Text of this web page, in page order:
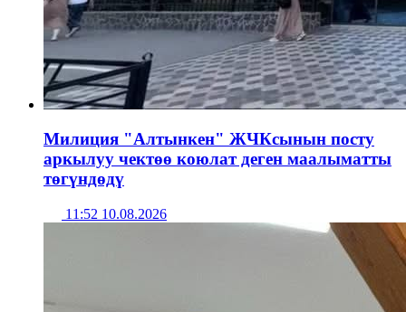
Милиция "Алтынкен" ЖЧКсынын посту
аркылуу чектөө коюлат деген маалыматты
төгүндөдү
11:52 10.08.2026